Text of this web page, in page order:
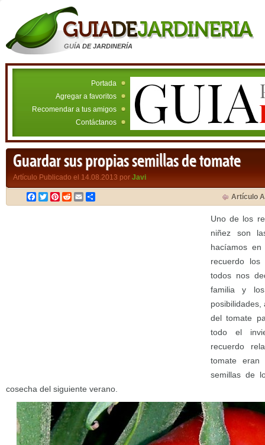
GUÍA DE JARDINERÍA
Portada
Agregar a favoritos
Recomendar a tus amigos
Contáctanos
Guardar sus propias semillas de tomate
Artículo Publicado el 14.08.2013 por Javi
Facebook
TwitterPinterest
RedditEmail Artículo
Uno de los
niñez son
hacíamos
recuerdo
todos nos
familia y
posibilidades,
del tomate
todo el
recuerdo
tomate eran
semillas de
cosecha del siguiente verano.